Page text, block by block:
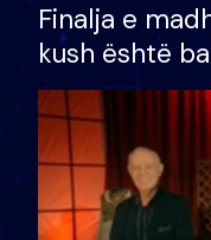
Finalja e
kush është
shtëpinë dhe
të fituar